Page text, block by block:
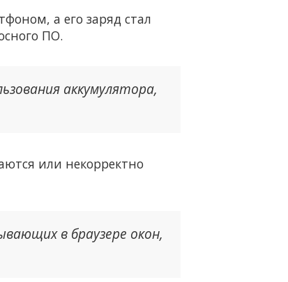
а его заряд стал
ПО.
аккумулятора,
или некорректно
в браузере окон,